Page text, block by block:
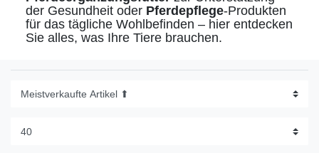
der Gesundheit oder Pferdepflege-Produkten
für das tägliche Wohlbefinden – hier entdecken
Sie alles, was Ihre Tiere brauchen.